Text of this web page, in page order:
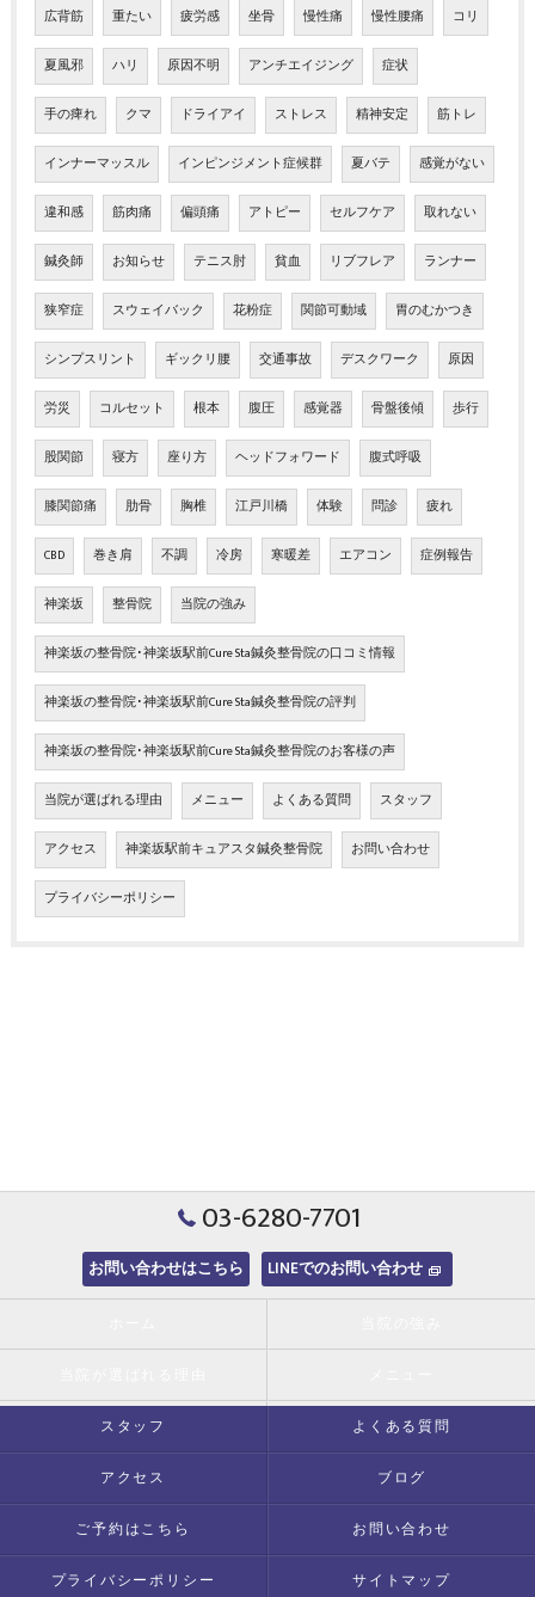
広背筋 重たい 疲労感 坐骨 慢性痛 慢性腰痛 コリ
夏風邪 ハリ 原因不明 アンチエイジング 症状
手の痺れ クマ ドライアイ ストレス 精神安定 筋トレ
インナーマッスル インピンジメント症候群 夏バテ 感覚がない
違和感 筋肉痛 偏頭痛 アトピー セルフケア 取れない
鍼灸師 お知らせ テニス肘 貧血 リブフレア ランナー
狭窄症 スウェイバック 花粉症 関節可動域 胃のむかつき
シンプスリント ギックリ腰 交通事故 デスクワーク 原因
労災 コルセット 根本 腹圧 感覚器 骨盤後傾 歩行
股関節 寝方 座り方 ヘッドフォワード 腹式呼吸
膝関節痛 肋骨 胸椎 江戸川橋 体験 問診 疲れ
CBD 巻き肩 不調 冷房 寒暖差 エアコン 症例報告
神楽坂 整骨院 当院の強み
神楽坂の整骨院･神楽坂駅前Cure Sta鍼灸整骨院の口コミ情報
神楽坂の整骨院･神楽坂駅前Cure Sta鍼灸整骨院の評判
神楽坂の整骨院･神楽坂駅前Cure Sta鍼灸整骨院のお客様の声
当院が選ばれる理由 メニュー よくある質問 スタッフ
アクセス 神楽坂駅前キュアスタ鍼灸整骨院 お問い合わせ
プライバシーポリシー
03-6280-7701
お問い合わせはこちら LINEでのお問い合わせ
スタッフ よくある質問
アクセス ブログ
ご予約はこちら お問い合わせ
プライバシーポリシー サイトマップ